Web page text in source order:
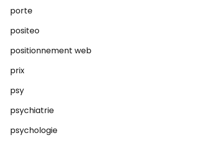
porte
positeo
positionnement web
prix
psy
psychiatrie
psychologie